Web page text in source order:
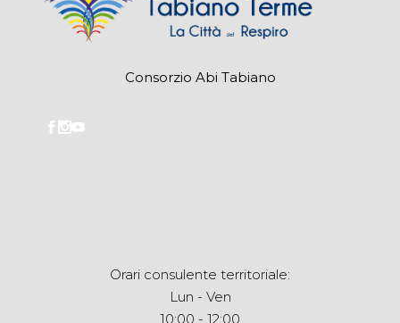
Consorzio Abi Tabiano
Orari consulente territoriale:
Lun - Ven
10:00 - 12:00